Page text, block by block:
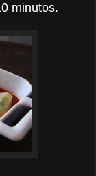
minutos.